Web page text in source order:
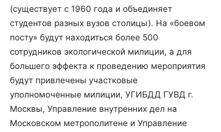
(существует с 1960 года и объединяет
студентов разных вузов столицы). На «боевом
посту» будут находиться более 500
сотрудников экологической милиции, а для
большего эффекта к проведению мероприятия
будут привлечены участковые
уполномоченные милиции, УГИБДД ГУВД г.
Москвы, Управление внутренних дел на
Московском метрополитене и Управление